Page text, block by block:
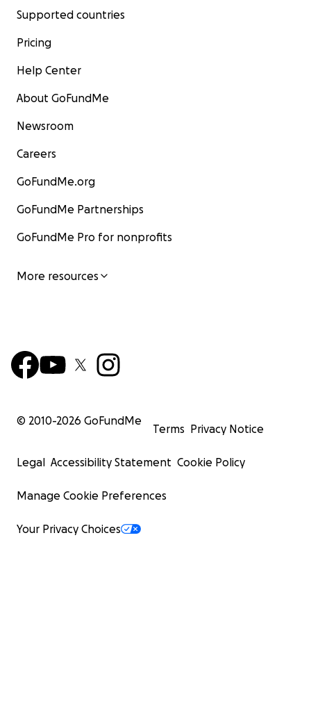
Supported countries
Pricing
Help Center
About GoFundMe
Newsroom
Careers
GoFundMe.org
GoFundMe Partnerships
GoFundMe Pro for nonprofits
More resources
© 2010-2026 GoFundMe
Terms Privacy Notice
Legal Accessibility Statement Cookie Policy
Manage Cookie Preferences
Your Privacy Choices